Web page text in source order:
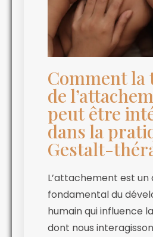
Comment la
de
peut être
dans la
Gestalt-
L’attachement est un
fondamental du
humain qui influence
dont nous